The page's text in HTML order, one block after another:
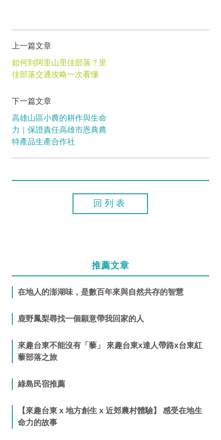
上一篇文章
如何到阿里山里佳部落？里
佳部落交通攻略一次看懂
下一篇文章
高雄山區小農的耕作與生命
力｜保證責任高雄市恩典農
特產品生產合作社
回列表
推薦文章
在地人的澎湖味，是數百年來與自然共存的智慧
鹿野鳳梨尋找一個願意帶我回家的人
來趣台東不能沒有「藜」 來趣台東x達人帶路x台東紅
藜部落之旅
綠島民宿推薦
【來趣台東 x 地方創生 x 近郊農村體驗】 感受在地生
命力的故事